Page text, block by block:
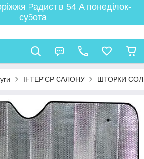
Радистів 54 А понеділок-
субота
ІНТЕР'ЄР САЛОНУ ШТОРКИ